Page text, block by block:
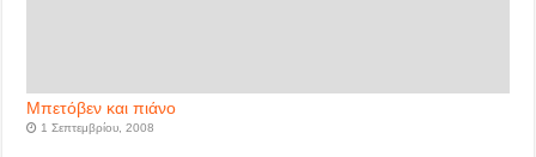
Μπετόβεν και πιάνο
1 Σεπτεμβρίου, 2008